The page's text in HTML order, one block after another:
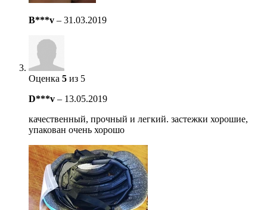
B***v – 31.03.2019
Оценка 5 из 5
D***v – 13.05.2019
качественный, прочный и легкий. застежки хорошие,
упакован очень хорошо